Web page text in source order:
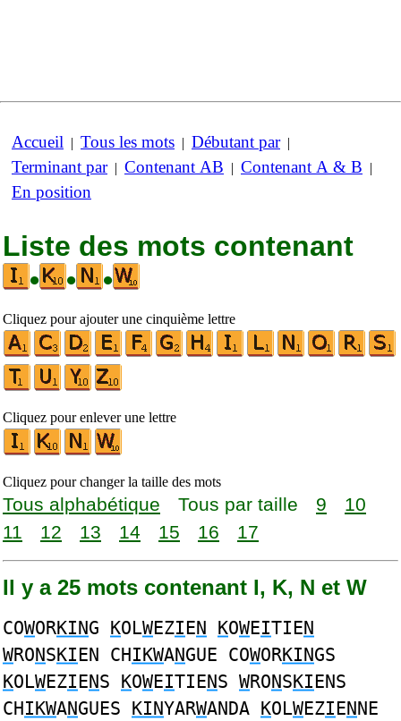
Accueil | Tous les mots | Débutant par|
Terminant par| Contenant AB | Contenant A & B |
En position
Liste des mots contenant
•
• •
Cliquez pour ajouter une cinquième lettre
Cliquez pour enlever une lettre
Cliquez pour changer la taille des mots
Tous alphabétique Tous par taille 9
10
11
12 13 14 15 16 17
Il y a 25 mots contenant I, K, N et W
COWORKING KOLWEZIEN KOWEITIEN
WRONSKIEN CHIKWANGUE COWORKINGS
KOLWEZIENS KOWEITIENS WRONSKIENS
CHIKWANGUES KINYARWANDA KOLWEZIENNE